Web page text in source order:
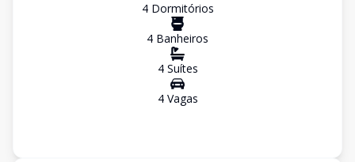
4Dormitórios
4 Banheiros
4Suítes
4Vagas